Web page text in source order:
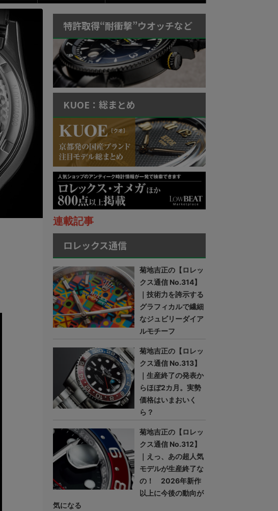
特許取得“耐衝撃”ウオッチなど
KUOE：総まとめ
連載記事
ロレックス通信
菊地吉正の【ロレッ
クス通信 No.314】
｜技術力を誇示する
グラフィカルで繊細
なジュビリーダイア
ルモチーフ
菊地吉正の【ロレッ
クス通信 No.313】
｜生産終了の発表か
らほぼ2カ月。実勢
価格はいまおいく
ら？
菊地吉正の【ロレッ
クス通信 No.312】
｜えっ、あの超人気
モデルが生産終了な
の！ 2026年新作
以上に今後の動向が
気になる